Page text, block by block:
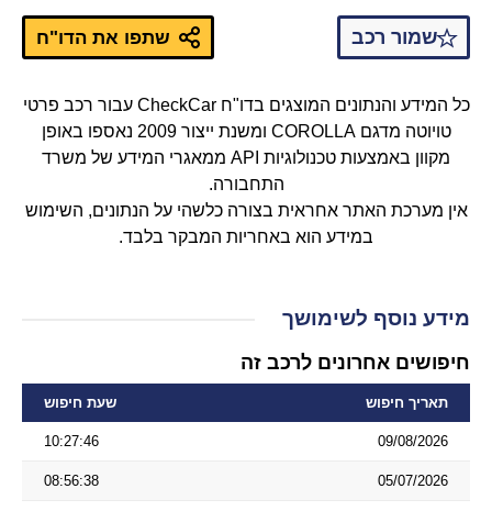
שמור רכב שתפו את הדו"ח
כל המידע והנתונים המוצגים בדו"ח CheckCar עבור רכב פרטי
טויוטה מדגם COROLLA ומשנת ייצור 2009 נאספו באופן
מקוון באמצעות טכנולוגיות API ממאגרי המידע של משרד
התחבורה.
אין מערכת האתר אחראית בצורה כלשהי על הנתונים, השימוש
במידע הוא באחריות המבקר בלבד.
מידע נוסף לשימושך
חיפושים אחרונים לרכב זה
תאריך חיפוש שעת חיפוש
09/08/2026
10:27:46
05/07/2026
08:56:38